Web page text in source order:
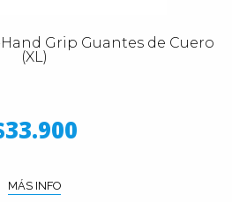
Hand Grip Guantes de Cuero
(XL)
MÁS INFO